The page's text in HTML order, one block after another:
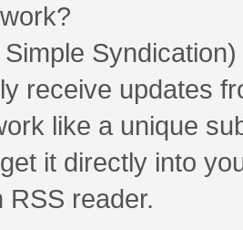
receive updates
like a unique
it directly into
RSS reader.